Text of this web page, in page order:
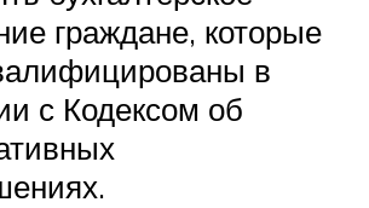
граждане, которые
в
с Кодексом об